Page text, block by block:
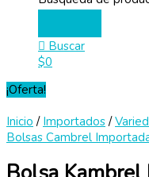
Buscar
$0
¡Oferta!
Inicio / Importados/
Bolsas Cambrel